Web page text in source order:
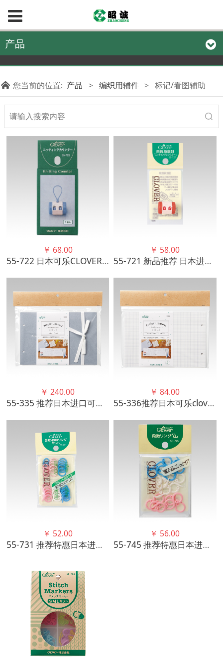
产品
您当前的位置: 产品 > 编织用辅件 > 标记/看图辅助
￥ 68.00
55-722 日本可乐CLOVER 新款 挂绳针码计数器
￥ 58.00
55-721 新品推荐 日本进口可乐CLOVER针码计数器 高品质手工
￥ 240.00
55-335 推荐日本进口可乐clover清新手工绘图手账纪事标记本优质
￥ 84.00
55-336推荐日本可乐clover手工绘图手账补充页记录标记常备
￥ 52.00
55-731 推荐特惠日本进口可乐CLOVER 计数环组套
￥ 56.00
55-745 推荐特惠日本进口可乐CLOVER 针码计数环 Q型 高品质